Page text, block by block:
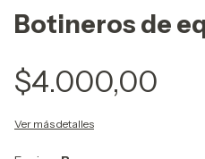
Botineros de
$4.000,00
Ver más detalles